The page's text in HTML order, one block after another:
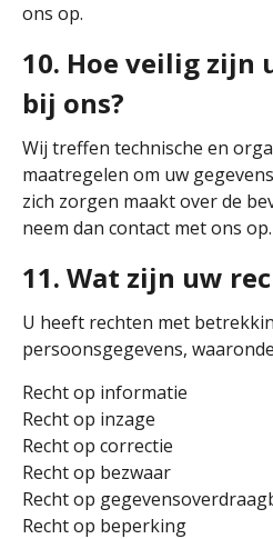
ons op.
10. Hoe veilig zijn
bij ons?
Wij treffen technische en
maatregelen om uw
zich zorgen maakt over de
neem dan contact met ons op.
11. Wat zijn uw
U heeft rechten met
persoonsgegevens,
Recht op informatie
Recht op inzage
Recht op correctie
Recht op bezwaar
Recht op
Recht op beperking